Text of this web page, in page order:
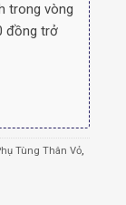
trong vòng
đồng trở
Tùng Thân Vỏ,